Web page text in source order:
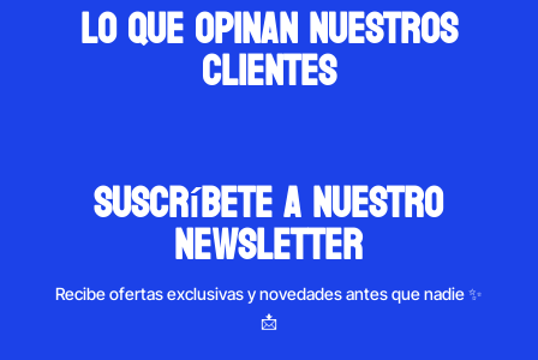
Lo que opinan nuestros
clientes
suscríbete a nuestro
newsletter
Recibe ofertas exclusivas y novedades antes que nadie ✨
📩